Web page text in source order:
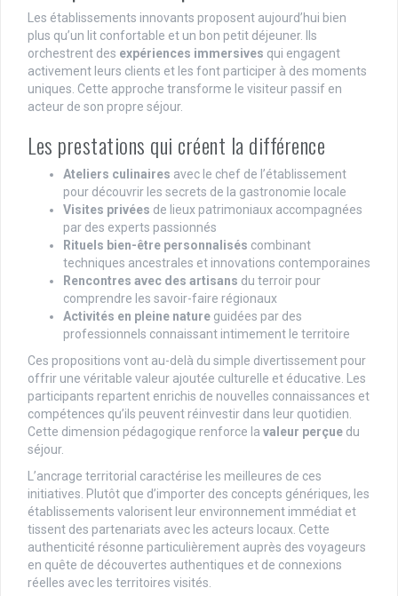
Les établissements innovants proposent aujourd’hui bien
plus qu’un lit confortable et un bon petit déjeuner. Ils
orchestrent des expériences immersives qui engagent
activement leurs clients et les font participer à des moments
uniques. Cette approche transforme le visiteur passif en
acteur de son propre séjour.
Les prestations qui créent la différence
Ateliers culinaires avec le chef de l’établissement
pour découvrir les secrets de la gastronomie locale
Visites privées de lieux patrimoniaux accompagnées
par des experts passionnés
Rituels bien-être personnalisés combinant
techniques ancestrales et innovations contemporaines
Rencontres avec des artisans du terroir pour
comprendre les savoir-faire régionaux
Activités en pleine nature guidées par des
professionnels connaissant intimement le territoire
Ces propositions vont au-delà du simple divertissement pour
offrir une véritable valeur ajoutée culturelle et éducative. Les
participants repartent enrichis de nouvelles connaissances et
compétences qu’ils peuvent réinvestir dans leur quotidien.
Cette dimension pédagogique renforce la valeur perçue du
séjour.
L’ancrage territorial caractérise les meilleures de ces
initiatives. Plutôt que d’importer des concepts génériques, les
établissements valorisent leur environnement immédiat et
tissent des partenariats avec les acteurs locaux. Cette
authenticité résonne particulièrement auprès des voyageurs
en quête de découvertes authentiques et de connexions
réelles avec les territoires visités.